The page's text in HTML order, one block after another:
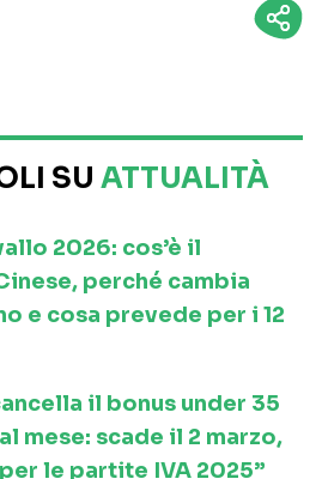
SU ATTUALITÀ
2026: cos’è il
perché cambia
e cosa prevede per i 12
il bonus under 35
mese: scade il 2 marzo,
le partite IVA 2025”